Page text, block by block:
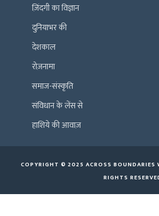
ज़िंदगी का विज्ञान
दुनियाभर की
देशकाल
रोज़नामा
समाज-संस्कृति
संविधान के लेंस से
हाशिये की आवाज़
COPYRIGHT © 2025 ACROSS BOUNDARIES
RIGHTS